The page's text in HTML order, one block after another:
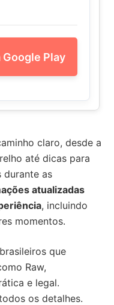
Google Play
claro, desde a
até dicas para
durante as
atualizadas
, incluindo
momentos.
que
Raw,
e legal.
os detalhes.